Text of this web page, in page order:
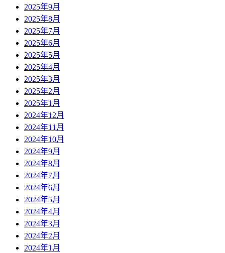
2025年9月
2025年8月
2025年7月
2025年6月
2025年5月
2025年4月
2025年3月
2025年2月
2025年1月
2024年12月
2024年11月
2024年10月
2024年9月
2024年8月
2024年7月
2024年6月
2024年5月
2024年4月
2024年3月
2024年2月
2024年1月